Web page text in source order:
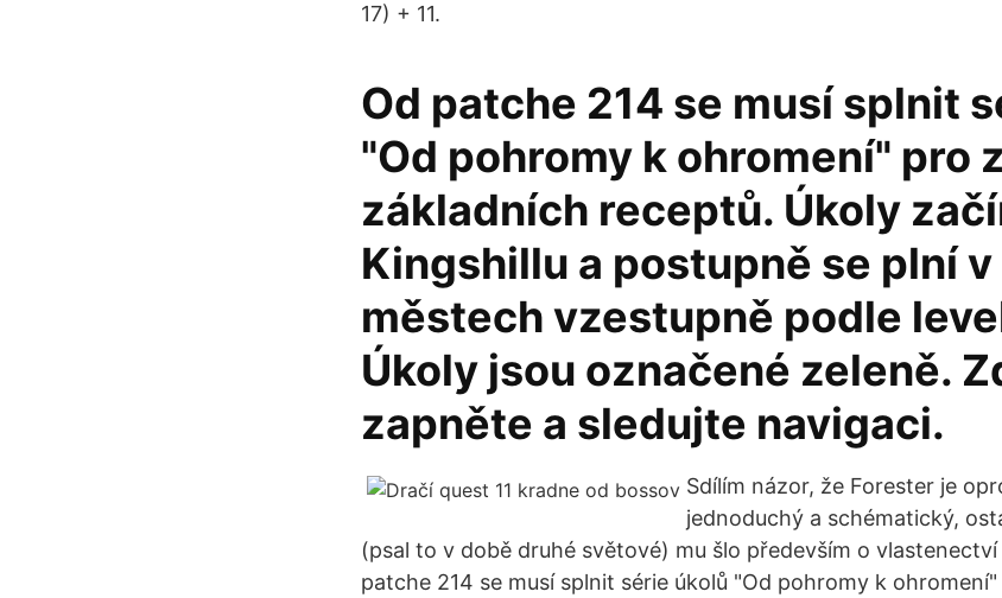
17) + 11.
Od patche 214 se musí splnit
"Od pohromy k ohromení" pro
základních receptů. Úkoly
Kingshillu a postupně se plní
městech vzestupně podle
Úkoly jsou označené zeleně.
zapněte a sledujte navigaci.
Sdílím názor, že Forester je
jednoduchý a schématický,
(psal to v době druhé světové) mu šlo především o
patche 214 se musí splnit série úkolů "Od pohromy k